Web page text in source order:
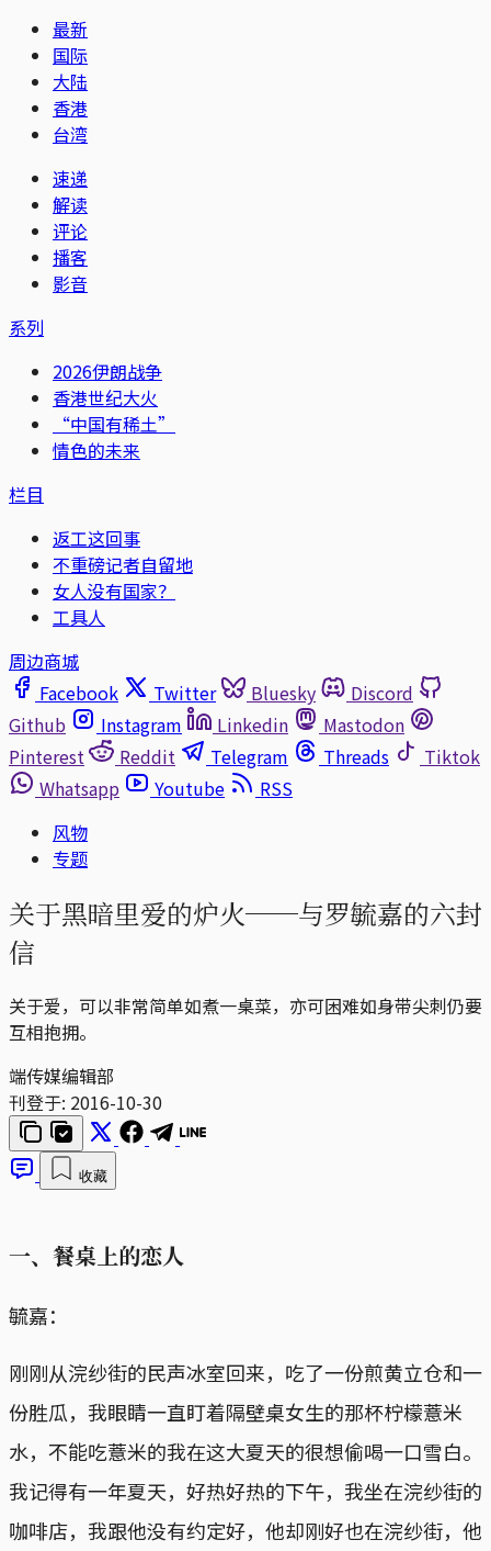
最新
国际
大陆
香港
台湾
速递
解读
评论
播客
影音
系列
2026伊朗战争
香港世纪大火
“中国有稀土”
情色的未来
栏目
返工这回事
不重磅记者自留地
女人没有国家？
工具人
周边商城
Facebook
Twitter Bluesky
Discord
Github
Instagram Linkedin
Mastodon
Pinterest
Reddit Telegram Threads
Tiktok
Whatsapp
Youtube
RSS
风物
专题
关于黑暗里爱的炉火──与罗毓嘉的六封
信
关于爱，可以非常简单如煮一桌菜，亦可困难如身带尖刺仍要
互相抱拥。
端传媒编辑部
刊登于: 2016-10-30
收藏
一、餐桌上的恋人
毓嘉：
刚刚从浣纱街的民声冰室回来，吃了一份煎黄立仓和一
份胜瓜，我眼睛一直盯着隔壁桌女生的那杯柠檬薏米
水，不能吃薏米的我在这大夏天的很想偷喝一口雪白。
我记得有一年夏天，好热好热的下午，我坐在浣纱街的
咖啡店，我跟他没有约定好，他却刚好也在浣纱街，他